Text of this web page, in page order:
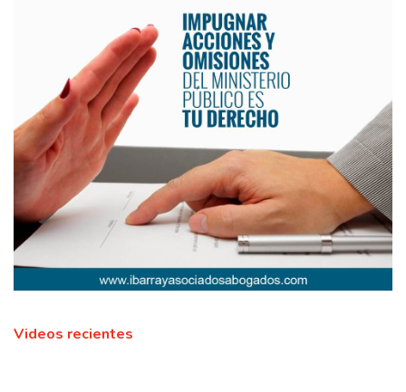
Videos recientes